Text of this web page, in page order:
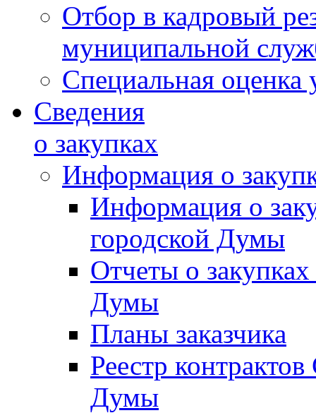
Отбор в кадровый
муниципальной
Специальная оценка
Сведения
о закупках
Информация о
Информация о
городской Думы
Отчеты о
Думы
Планы заказчика
Реестр
Думы